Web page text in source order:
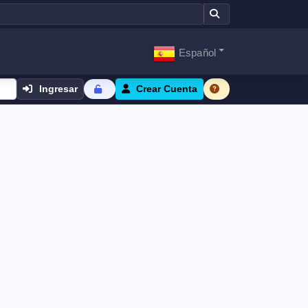
Español
Ingresar Crear Cuenta